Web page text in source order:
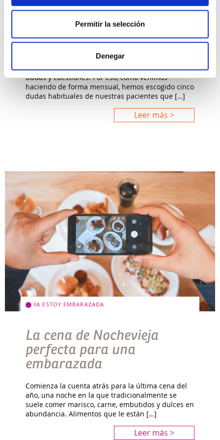
Permitir la selección
Denegar
Las cinco dudas del mes de
diciembre
Cuando hablamos de reproducción asistida,
ginecología o maternidad surgen multitud de
dudas y cuestiones. Por eso, como venimos
haciendo de forma mensual, hemos escogido cinco
dudas habituales de nuestras pacientes que […]
Leer más >
YA ESTOY EMBARAZADA
La cena de Nochevieja
perfecta para una
embarazada
Comienza la cuenta atrás para la última cena del
año, una noche en la que tradicionalmente se
suele comer marisco, carne, embutidos y dulces en
abundancia. Alimentos que le están […]
Leer más >